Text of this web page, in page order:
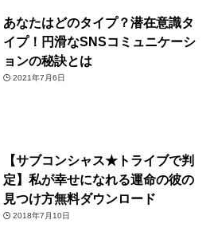
あなたはどのタイプ？潜在意識タ
イプ！円滑なSNSコミュニケーシ
ョンの秘訣とは
2021年7月6日
【サブコンシャス★トライブで判
定】私が幸せになれる運命の彼の
見つけ方無料ダウンロード
2018年7月10日